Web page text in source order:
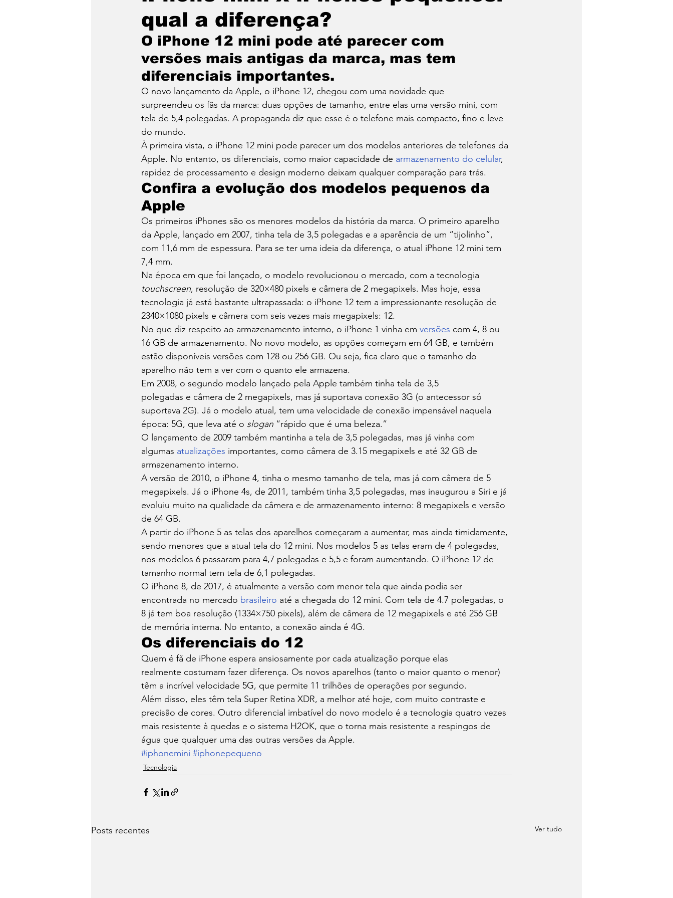
Logística Roupas Sonho Saúde
Turismo Video
qual a diferença?
O iPhone 12 mini pode até parecer com
versões mais antigas da marca, mas tem
diferenciais importantes.
O novo lançamento da Apple, o iPhone 12, chegou com uma novidade que
surpreendeu os fãs da marca: duas opções de tamanho, entre elas uma versão mini, com
tela de 5,4 polegadas. A propaganda diz que esse é o telefone mais compacto, fino e leve
do mundo.
À primeira vista, o iPhone 12 mini pode parecer um dos modelos anteriores de telefones da
Apple. No entanto, os diferenciais, como maior capacidade de armazenamento do celular,
rapidez de processamento e design moderno deixam qualquer comparação para trás.
Confira a evolução dos modelos pequenos da
Apple
Os primeiros iPhones são os menores modelos da história da marca. O primeiro aparelho
da Apple, lançado em 2007, tinha tela de 3,5 polegadas e a aparência de um “tijolinho”,
com 11,6 mm de espessura. Para se ter uma ideia da diferença, o atual iPhone 12 mini tem
7,4 mm.
Na época em que foi lançado, o modelo revolucionou o mercado, com a tecnologia
touchscreen, resolução de 320×480 pixels e câmera de 2 megapixels. Mas hoje, essa
tecnologia já está bastante ultrapassada: o iPhone 12 tem a impressionante resolução de
2340×1080 pixels e câmera com seis vezes mais megapixels: 12.
No que diz respeito ao armazenamento interno, o iPhone 1 vinha em versões com 4, 8 ou
16 GB de armazenamento. No novo modelo, as opções começam em 64 GB, e também
estão disponíveis versões com 128 ou 256 GB. Ou seja, fica claro que o tamanho do
aparelho não tem a ver com o quanto ele armazena.
Em 2008, o segundo modelo lançado pela Apple também tinha tela de 3,5
polegadas e câmera de 2 megapixels, mas já suportava conexão 3G (o antecessor só
suportava 2G). Já o modelo atual, tem uma velocidade de conexão impensável naquela
época: 5G, que leva até o slogan “rápido que é uma beleza.”
O lançamento de 2009 também mantinha a tela de 3,5 polegadas, mas já vinha com
algumas atualizações importantes, como câmera de 3.15 megapixels e até 32 GB de
armazenamento interno.
A versão de 2010, o iPhone 4, tinha o mesmo tamanho de tela, mas já com câmera de 5
megapixels. Já o iPhone 4s, de 2011, também tinha 3,5 polegadas, mas inaugurou a Siri e já
evoluiu muito na qualidade da câmera e de armazenamento interno: 8 megapixels e versão
de 64 GB.
A partir do iPhone 5 as telas dos aparelhos começaram a aumentar, mas ainda timidamente,
sendo menores que a atual tela do 12 mini. Nos modelos 5 as telas eram de 4 polegadas,
nos modelos 6 passaram para 4,7 polegadas e 5,5 e foram aumentando. O iPhone 12 de
tamanho normal tem tela de 6,1 polegadas.
O iPhone 8, de 2017, é atualmente a versão com menor tela que ainda podia ser
encontrada no mercado brasileiro até a chegada do 12 mini. Com tela de 4.7 polegadas, o
8 já tem boa resolução (1334×750 pixels), além de câmera de 12 megapixels e até 256 GB
de memória interna. No entanto, a conexão ainda é 4G.
Os diferenciais do 12
Quem é fã de iPhone espera ansiosamente por cada atualização porque elas
realmente costumam fazer diferença. Os novos aparelhos (tanto o maior quanto o menor)
têm a incrível velocidade 5G, que permite 11 trilhões de operações por segundo.
Além disso, eles têm tela Super Retina XDR, a melhor até hoje, com muito contraste e
precisão de cores. Outro diferencial imbatível do novo modelo é a tecnologia quatro vezes
mais resistente à quedas e o sistema H2OK, que o torna mais resistente a respingos de
água que qualquer uma das outras versões da Apple.
#iphonemini #iphonepequeno
Tecnologia
Posts recentes Ver tudo